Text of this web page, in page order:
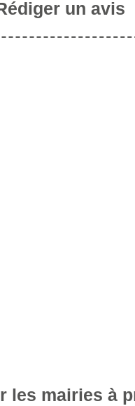
un avis
les mairies à